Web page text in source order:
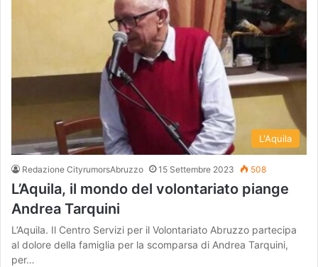
L'Aquila
Redazione CityrumorsAbruzzo 15 Settembre 2023 508
L’Aquila, il mondo del volontariato piange
Andrea Tarquini
L’Aquila. Il Centro Servizi per il Volontariato Abruzzo partecipa
al dolore della famiglia per la scomparsa di Andrea Tarquini,
per…